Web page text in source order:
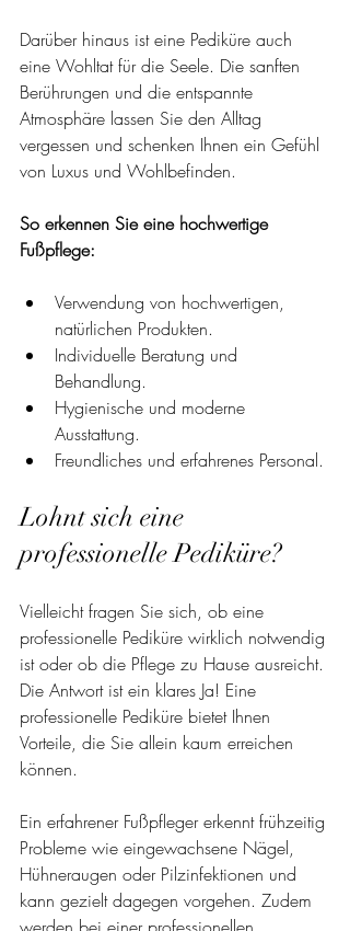
Darüber hinaus ist eine Pediküre auch
eine Wohltat für die Seele. Die sanften
Berührungen und die entspannte
Atmosphäre lassen Sie den Alltag
vergessen und schenken Ihnen ein Gefühl
von Luxus und Wohlbefinden.
So erkennen Sie eine hochwertige
Fußpflege:
Verwendung von hochwertigen,
natürlichen Produkten.
Individuelle Beratung und
Behandlung.
Hygienische und moderne
Ausstattung.
Freundliches und erfahrenes Personal.
Lohnt sich eine
professionelle Pediküre?
Vielleicht fragen Sie sich, ob eine
professionelle Pediküre wirklich notwendig
ist oder ob die Pflege zu Hause ausreicht.
Die Antwort ist ein klares Ja! Eine
professionelle Pediküre bietet Ihnen
Vorteile, die Sie allein kaum erreichen
können.
Ein erfahrener Fußpfleger erkennt frühzeitig
Probleme wie eingewachsene Nägel,
Hühneraugen oder Pilzinfektionen und
kann gezielt dagegen vorgehen. Zudem